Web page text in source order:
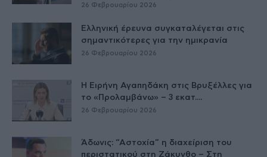
26 Φεβρουαρίου 2026
Ελληνική έρευνα συγκαταλέγεται στις
σημαντικότερες για την ημικρανία
26 Φεβρουαρίου 2026
Η Ειρήνη Αγαπηδάκη στις Βρυξέλλες για
το «Προλαμβάνω» – 3 εκατ....
26 Φεβρουαρίου 2026
Άδωνις: “Αστοχία” η διαχείριση του
περιστατικού στη Ζάκυνθο – Στη